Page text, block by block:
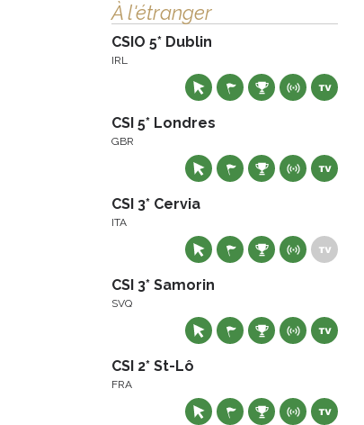
À l'étranger
CSIO 5* Dublin
IRL
CSI 5* Londres
GBR
CSI 3* Cervia
ITA
CSI 3* Samorin
SVQ
CSI 2* St-Lô
FRA